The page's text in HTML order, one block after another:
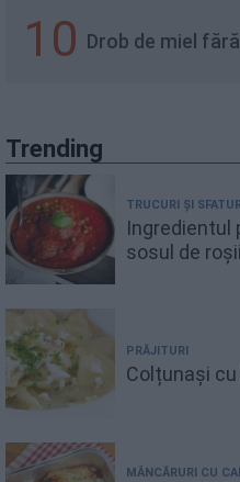
10 Drob de miel
Trending
TRUCURI ȘI
Ingredientul
sosul de
PRĂJITURI
Colțunași
MÂNCĂRURI CU